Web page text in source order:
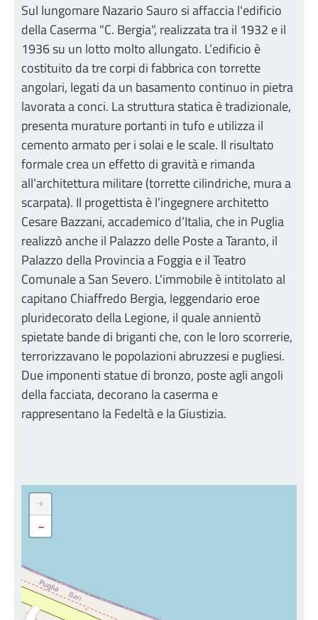
Sul lungomare Nazario Sauro si affaccia l'edificio
della Caserma "C. Bergia", realizzata tra il 1932 e il
1936 su un lotto molto allungato. L’edificio è
costituito da tre corpi di fabbrica con torrette
angolari, legati da un basamento continuo in pietra
lavorata a conci. La struttura statica è tradizionale,
presenta murature portanti in tufo e utilizza il
cemento armato per i solai e le scale. Il risultato
formale crea un effetto di gravità e rimanda
all’architettura militare (torrette cilindriche, mura a
scarpata). Il progettista è l’ingegnere architetto
Cesare Bazzani, accademico d’Italia, che in Puglia
realizzò anche il Palazzo delle Poste a Taranto, il
Palazzo della Provincia a Foggia e il Teatro
Comunale a San Severo. L'immobile è intitolato al
capitano Chiaffredo Bergia, leggendario eroe
pluridecorato della Legione, il quale annientò
spietate bande di briganti che, con le loro scorrerie,
terrorizzavano le popolazioni abruzzesi e pugliesi.
Due imponenti statue di bronzo, poste agli angoli
della facciata, decorano la caserma e
rappresentano la Fedeltà e la Giustizia.
+
-